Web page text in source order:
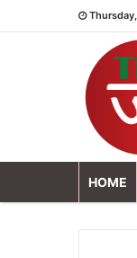
HOME